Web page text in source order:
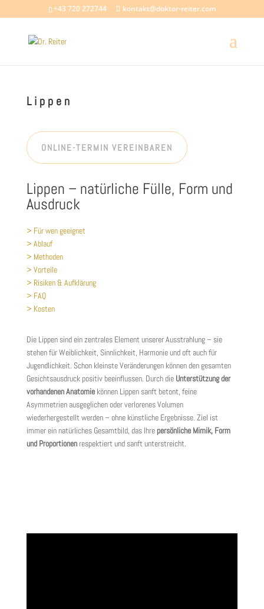
+43 720 272744 kontakt@doktor-reiter.com
Lippen
ONLINE-TERMIN VEREINBAREN
Lippen – natürliche Fülle, Form und
Ausdruck
> Für wen geeignet
> Ablauf
> Methoden
> Vorteile
> Risiken & Aufklärung
> FAQ
> Kosten
Die Lippen sind ein zentrales Element unserer Ausstrahlung – sie
stehen für Weiblichkeit, Sinnlichkeit, Harmonie und oft auch für
Jugendlichkeit. Schon kleinste Veränderungen können den gesamten
Gesichtsausdruck positiv beeinflussen. Durch die Unterstützung der
vorhandenen Anatomie können Lippen sanft betont, feine
Asymmetrien ausgeglichen oder verlorenes Volumen
wiederhergestellt werden – ohne künstliche Ergebnisse. Ziel ist
immer ein natürliches Gesamtbild, das Ihrepersönliche Mimik, Form
und Proportionenrespektiert und sanft unterstreicht.